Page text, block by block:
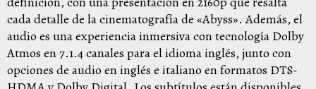
cada detalle de la cinematografía de «Abyss». Además, el
audio es una experiencia inmersiva con tecnología Dolby
Atmos en 7.1.4 canales para el idioma inglés, junto con
opciones de audio en inglés e italiano en formatos DTS-